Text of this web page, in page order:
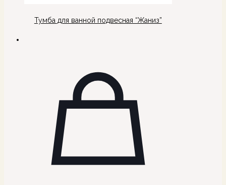
Тумба для ванной подвесная “Жаниз”